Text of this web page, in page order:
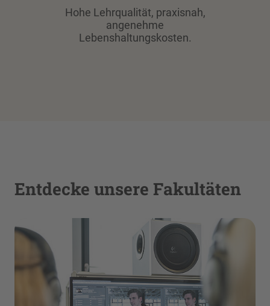
Hohe Lehrqualität, praxisnah,
angenehme
Lebenshaltungskosten.
Entdecke unsere Fakultäten